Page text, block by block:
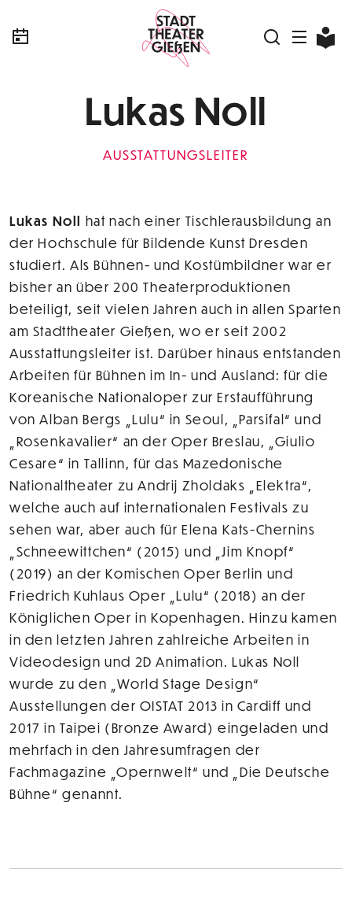
Lukas Noll
AUSSTATTUNGSLEITER
Lukas Noll hat nach einer Tischlerausbildung an
der Hochschule für Bildende Kunst Dresden
studiert. Als Bühnen- und Kostümbildner war er
bisher an über 200 Theaterproduktionen
beteiligt, seit vielen Jahren auch in allen Sparten
am Stadttheater Gießen, wo er seit 2002
Ausstattungsleiter ist. Darüber hinaus entstanden
Arbeiten für Bühnen im In- und Ausland: für die
Koreanische Nationaloper zur Erstaufführung
von Alban Bergs „Lulu“ in Seoul, „Parsifal“ und
„Rosenkavalier“ an der Oper Breslau, „Giulio
Cesare“ in Tallinn, für das Mazedonische
Nationaltheater zu Andrij Zholdaks „Elektra“,
welche auch auf internationalen Festivals zu
sehen war, aber auch für Elena Kats-Chernins
„Schneewittchen“ (2015) und „Jim Knopf“
(2019) an der Komischen Oper Berlin und
Friedrich Kuhlaus Oper „Lulu“ (2018) an der
Königlichen Oper in Kopenhagen. Hinzu kamen
in den letzten Jahren zahlreiche Arbeiten in
Videodesign und 2D Animation. Lukas Noll
wurde zu den „World Stage Design“
Ausstellungen der OISTAT 2013 in Cardiff und
2017 in Taipei (Bronze Award) eingeladen und
mehrfach in den Jahresumfragen der
Fachmagazine „Opernwelt“ und „Die Deutsche
Bühne“ genannt.